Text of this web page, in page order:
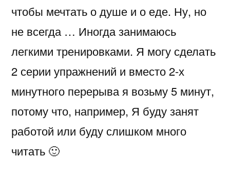
чтобы мечтать о душе и о еде. Ну, но
не всегда … Иногда занимаюсь
легкими тренировками. Я могу сделать
2 серии упражнений и вместо 2-х
минутного перерыва я возьму 5 минут,
потому что, например, Я буду занят
работой или буду слишком много
читать 🙂